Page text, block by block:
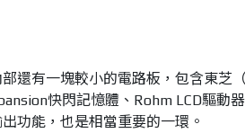
還有一塊較小的電路板，包含東芝
快閃記憶體、Rohm LCD驅動
功能，也是相當重要的一環。